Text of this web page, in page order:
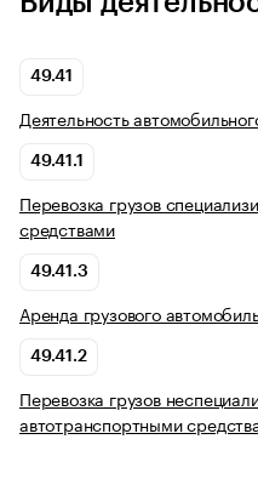
49.41
Деятельность
49.41.1
Перевозка грузов
средствами
49.41.3
Аренда грузового
49.41.2
Перевозка грузов
автотранспортными